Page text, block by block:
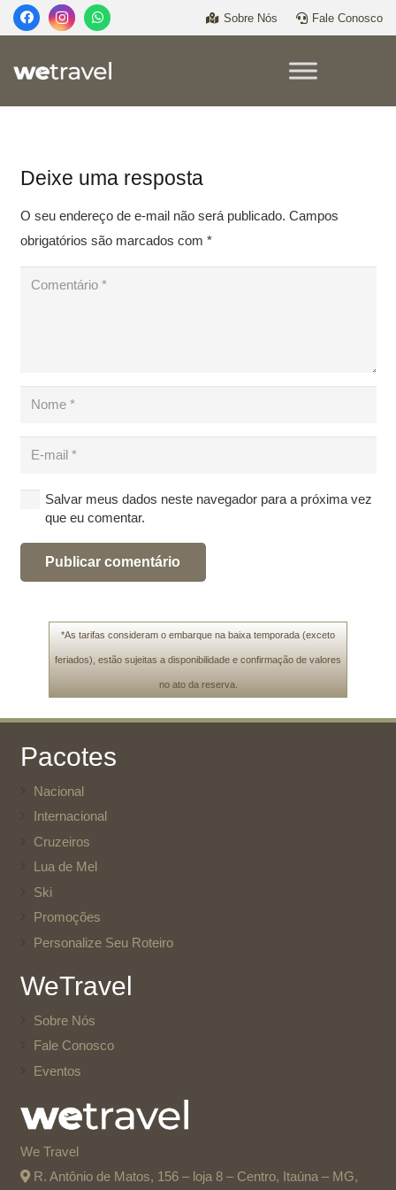
Sobre Nós Fale Conosco
Deixe uma resposta
O seu endereço de e-mail não será publicado. Campos
obrigatórios são marcados com *
Salvar meus dados neste navegador para a próxima vez
que eu comentar.
Publicar comentário
*As tarifas consideram o embarque na baixa temporada (exceto
feriados), estão sujeitas a disponibilidade e confirmação de valores
no ato da reserva.
Pacotes
Nacional
Internacional
Cruzeiros
Lua de Mel
Ski
Promoções
Personalize Seu Roteiro
WeTravel
Sobre Nós
Fale Conosco
Eventos
We Travel
R. Antônio de Matos, 156 – loja 8 – Centro, Itaúna – MG,